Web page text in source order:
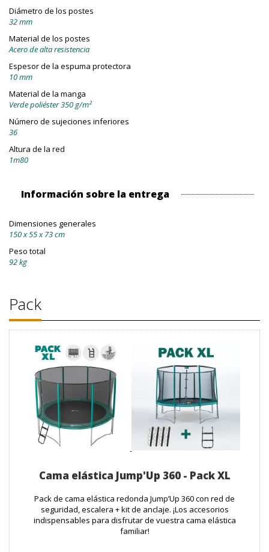
Diámetro de los postes
32 mm
Material de los postes
Acero de alta resistencia
Espesor de la espuma protectora
10 mm
Material de la manga
Verde poliéster 350 g/m²
Número de sujeciones inferiores
36
Altura de la red
1m80
Información sobre la entrega
Dimensiones generales
150 x 55 x 73 cm
Peso total
92 kg
Pack
Cama elástica Jump'Up 360 - Pack XL
Pack de cama elástica redonda Jump’Up 360 con red de
seguridad, escalera + kit de anclaje. ¡Los accesorios
indispensables para disfrutar de vuestra cama elástica
familiar!